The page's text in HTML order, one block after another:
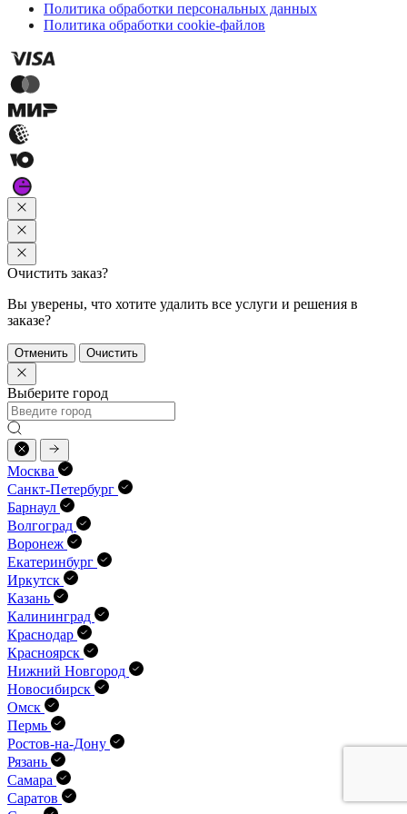
Политика обработки персональных данных
Политика обработки cookie-файлов
Очистить заказ?
Вы уверены, что хотите удалить все услуги и решения в
заказе?
Отменить Очистить
Выберите город
Москва
Санкт-Петербург
Барнаул
Волгоград
Воронеж
Екатеринбург
Иркутск
Казань
Калининград
Краснодар
Красноярск
Нижний Новгород
Новосибирск
Омск
Пермь
Ростов-на-Дону
Рязань
Самара
Саратов